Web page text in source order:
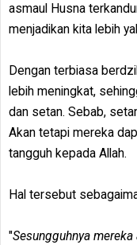
asmaul Husna
menjadikan kita lebih
Dengan terbiasa
lebih meningkat,
dan setan. Sebab,
Akan tetapi mereka
tangguh kepada Allah.
Hal tersebut
"Sesungguhnya